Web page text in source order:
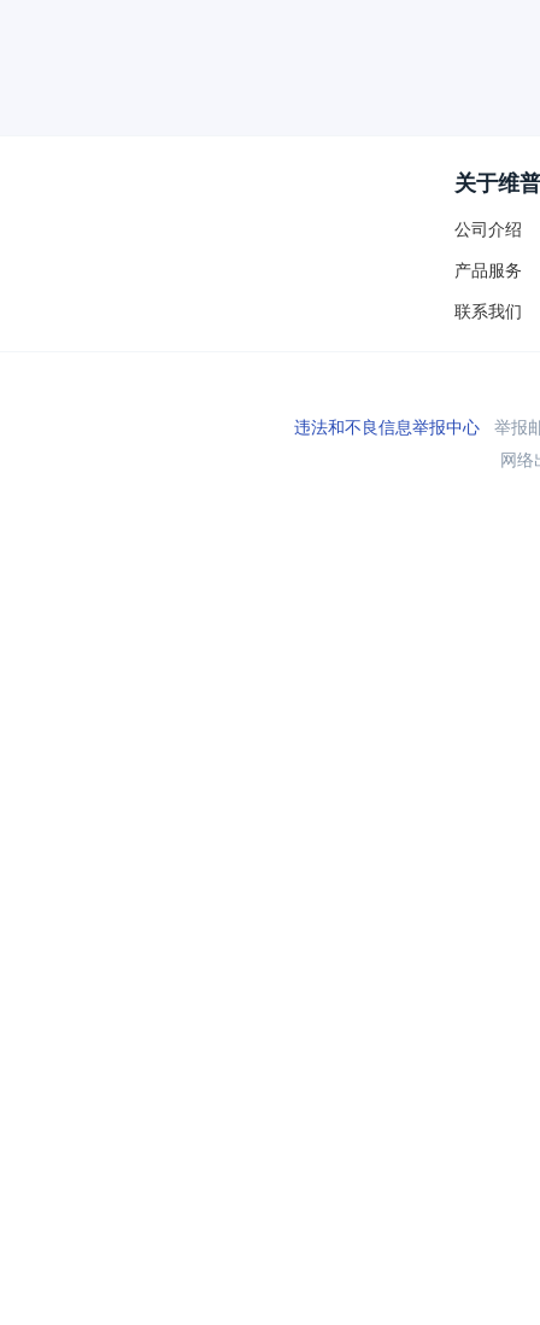
关于维普
公司介绍
产品服务
联系我们
违法和不良信息举报中心举报
网